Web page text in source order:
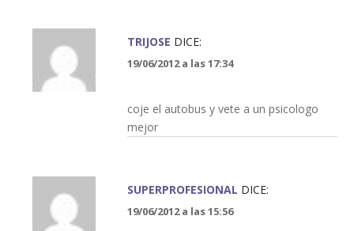
TRIJOSE DICE:
19/06/2012 a las 17:34
coje el autobus y vete a un psicologo
mejor
SUPERPROFESIONAL DICE:
19/06/2012 a las 15:56